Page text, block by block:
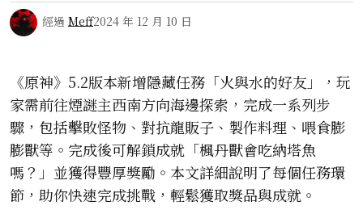
經過 Meff2024 年 12 月 10 日
《原神》5.2版本新增隱藏任務「火與水的好友」，玩
家需前往煙謎主西南方向海邊探索，完成一系列步
驟，包括擊敗怪物、對抗龍販子、製作料理、喂食膨
膨獸等。完成後可解鎖成就「楓丹獸會吃納塔魚
嗎？」並獲得豐厚獎勵。本文詳細說明了每個任務環
節，助你快速完成挑戰，輕鬆獲取獎品與成就。